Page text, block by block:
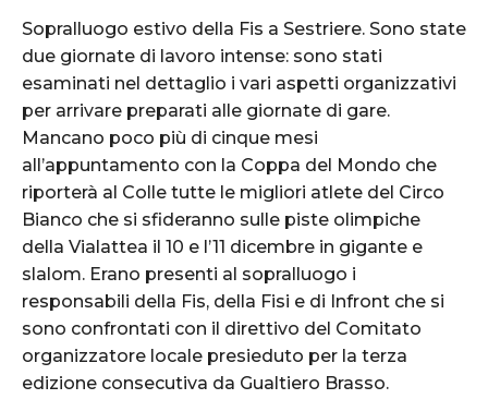
Sopralluogo estivo della Fis a Sestriere. Sono state
due giornate di lavoro intense: sono stati
esaminati nel dettaglio i vari aspetti organizzativi
per arrivare preparati alle giornate di gare.
Mancano poco più di cinque mesi
all’appuntamento con la Coppa del Mondo che
riporterà al Colle tutte le migliori atlete del Circo
Bianco che si sfideranno sulle piste olimpiche
della Vialattea il 10 e l’11 dicembre in gigante e
slalom. Erano presenti al sopralluogo i
responsabili della Fis, della Fisi e di Infront che si
sono confrontati con il direttivo del Comitato
organizzatore locale presieduto per la terza
edizione consecutiva da Gualtiero Brasso.